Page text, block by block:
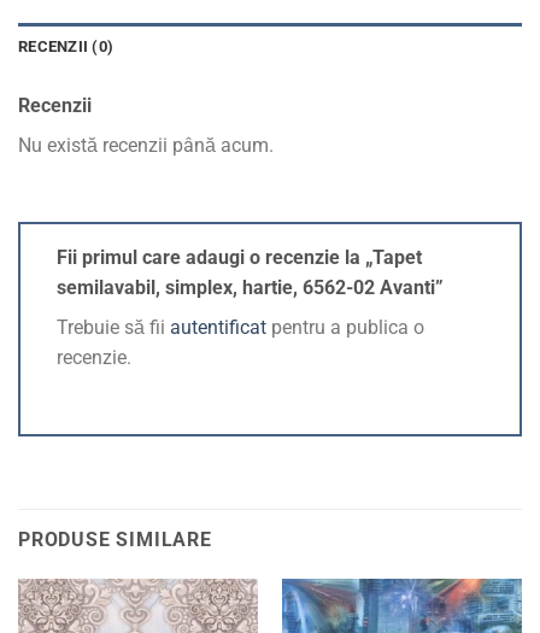
RECENZII (0)
Recenzii
Nu există recenzii până acum.
Fii primul care adaugi o recenzie la „Tapet
semilavabil, simplex, hartie, 6562-02 Avanti”
Trebuie să fii autentificat pentru a publica o
recenzie.
PRODUSE SIMILARE